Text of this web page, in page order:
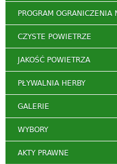
PROGRAM
CZYSTE POWIETRZE
JAKOŚĆ POWIETRZA
PŁYWALNIA HERBY
GALERIE
WYBORY
AKTY PRAWNE